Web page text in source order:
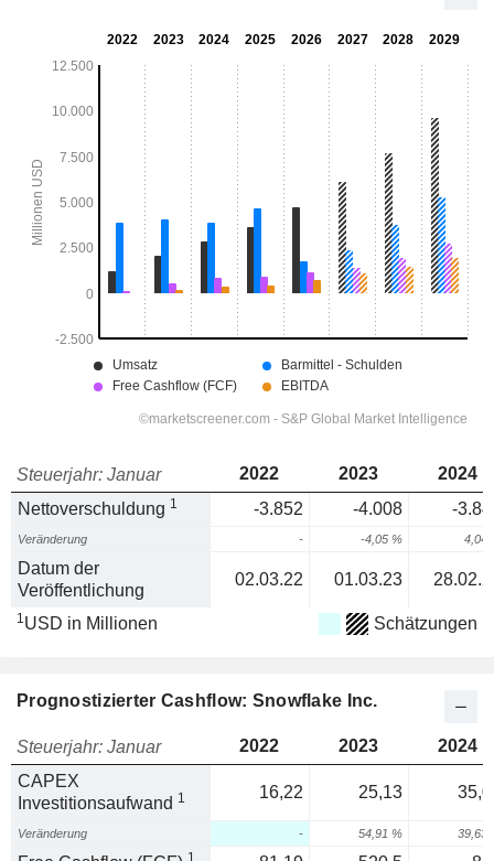
Steuerjahr: Januar 2022 2023
2024
Nettoverschuldung 1 -3.852 -4.008 -
Veränderung - -4,05 % 4,04
Datum der
Veröffentlichung
02.03.22 01.03.23
1USD in Millionen Schätzungen
Prognostizierter Cashflow: Snowflake Inc.
Steuerjahr: Januar 2022 2023
2024
CAPEX
Investitionsaufwand 1 16,22 25,13
Veränderung - 54,91 % 39,63
1